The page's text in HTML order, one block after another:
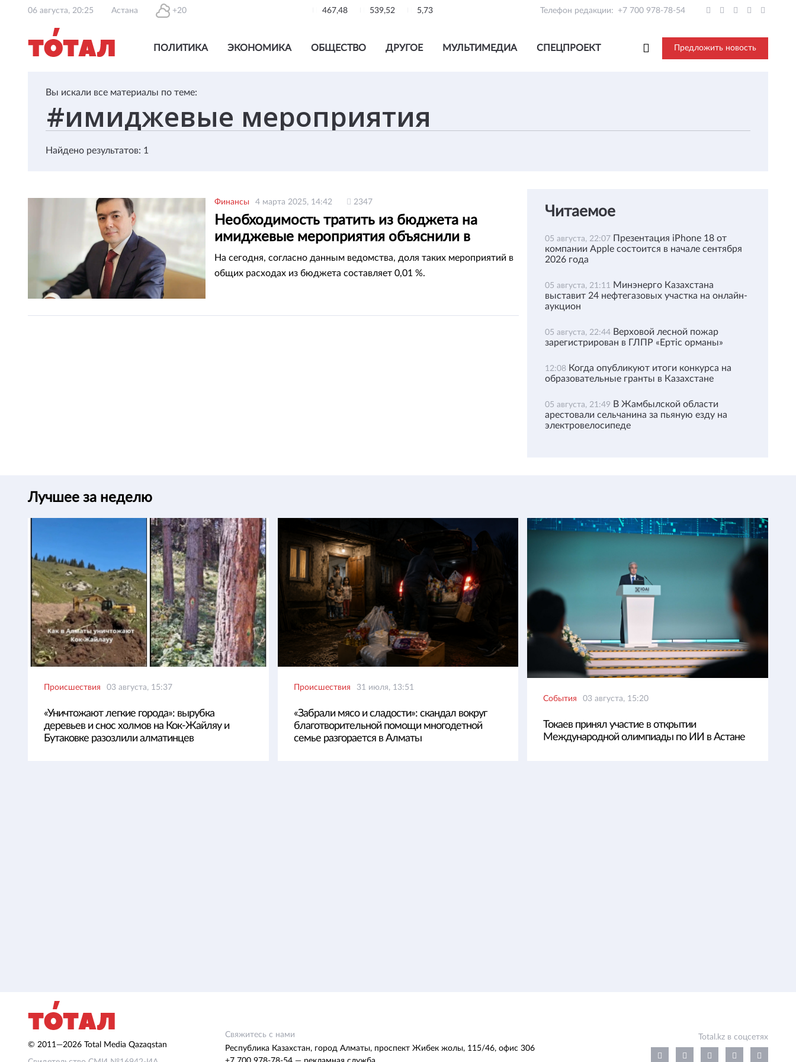
06 августа, 20:25 Астана +20 467,48 539,52 5,73 Телефон редакции: +7 700 978-78-54
ПОЛИТИКА ЭКОНОМИКА ОБЩЕСТВО ДРУГОЕ МУЛЬТИМЕДИА СПЕЦПРОЕКТ Предложить новость
Вы искали все материалы по теме:
Найдено результатов: 1
Финансы 4 марта 2025, 14:42 2347
Необходимость тратить из бюджета на
имиджевые мероприятия объяснили в
Миннацэкономики
На сегодня, согласно данным ведомства, доля таких мероприятий в
общих расходах из бюджета составляет 0,01 %.
Читаемое
05 августа, 22:07 Презентация iPhone 18 от
компании Apple состоится в начале сентября
2026 года
05 августа, 21:11 Минэнерго Казахстана
выставит 24 нефтегазовых участка на онлайн-
аукцион
05 августа, 22:44 Верховой лесной пожар
зарегистрирован в ГЛПР «Ертіс орманы»
12:08 Когда опубликуют итоги конкурса на
образовательные гранты в Казахстане
05 августа, 21:49 В Жамбылской области
арестовали сельчанина за пьяную езду на
электровелосипеде
Лучшее за неделю
Происшествия 03 августа, 15:37
«Уничтожают легкие города»: вырубка
деревьев и снос холмов на Кок-Жайляу и
Бутаковке разозлили алматинцев
Происшествия 31 июля, 13:51
«Забрали мясо и сладости»: скандал вокруг
благотворительной помощи многодетной
семье разгорается в Алматы
События 03 августа, 15:20
Токаев принял участие в открытии
Международной олимпиады по ИИ в Астане
© 2011—2026 Total Media Qazaqstan
Свяжитесь с нами
Республика Казахстан, город Алматы, проспект Жибек жолы, 115/46, офис 306
Total.kz в соцсетях